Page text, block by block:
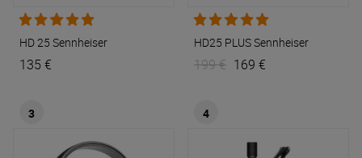
HD 25 Sennheiser
135 €
HD25 PLUSSennheiser
199 € 169 €
3 4